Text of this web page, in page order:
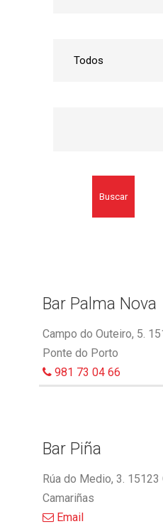
Buscar
Bar Palma Nova
Campo do Outeiro, 5.
Ponte do Porto
981 73 04 66
Bar Piña
Rúa do Medio, 3. 15123
Camariñas
Email